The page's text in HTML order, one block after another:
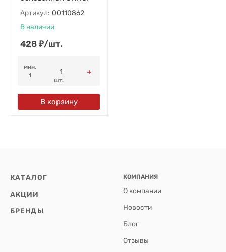
Артикул: 00110862
В наличии
428 ₽/шт.
мин.
1
шт.
В корзину
КАТАЛОГ
АКЦИИ
БРЕНДЫ
КОМПАНИЯ
О компании
Новости
Блог
Отзывы